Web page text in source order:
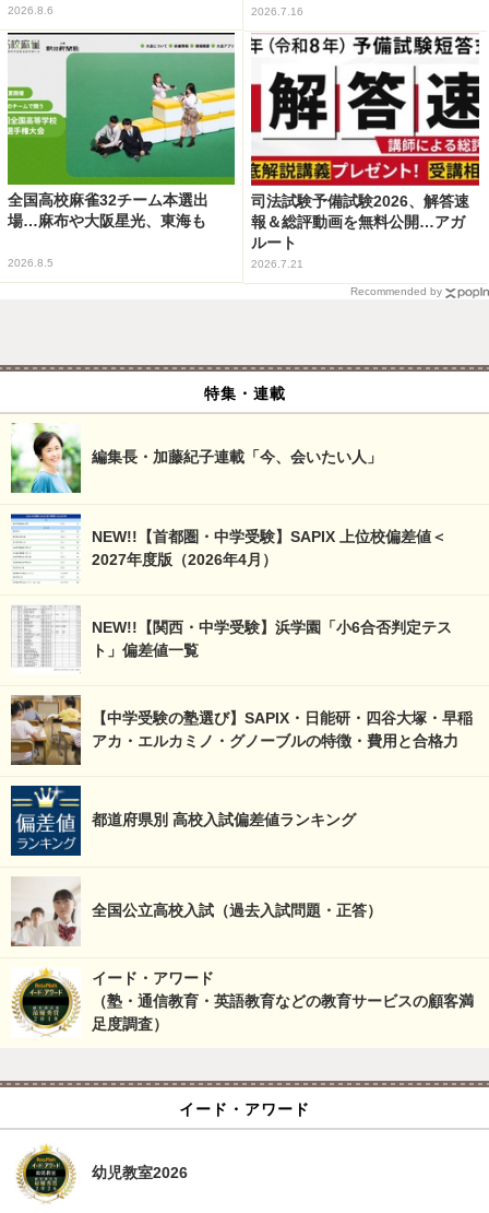
2026.8.6 2026.7.16
全国高校麻雀32チーム本選出
場…麻布や大阪星光、東海も
2026.8.5
司法試験予備試験2026、解答速
報＆総評動画を無料公開…アガ
ルート
2026.7.21
Recommended by
特集・連載
編集長・加藤紀子連載「今、会いたい人」
NEW!!【首都圏・中学受験】SAPIX 上位校偏差値＜
2027年度版（2026年4月）
NEW!!【関西・中学受験】浜学園「小6合否判定テス
ト」偏差値一覧
【中学受験の塾選び】SAPIX・日能研・四谷大塚・早稲
アカ・エルカミノ・グノーブルの特徴・費用と合格力
都道府県別 高校入試偏差値ランキング
全国公立高校入試（過去入試問題・正答）
イード・アワード
（塾・通信教育・英語教育などの教育サービスの顧客満
足度調査）
イード・アワード
幼児教室2026